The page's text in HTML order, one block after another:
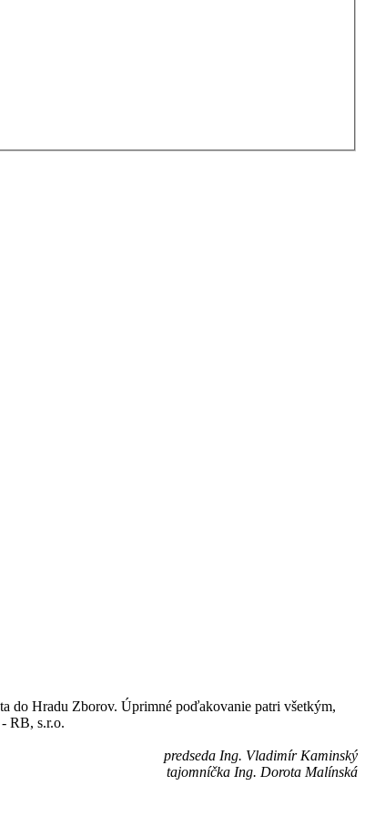
do Hradu Zborov. Úprimné poďakovanie patri všetkým,
RB, s.r.o.
predseda Ing. Vladimír Kaminský
tajomníčka Ing. Dorota Malínská